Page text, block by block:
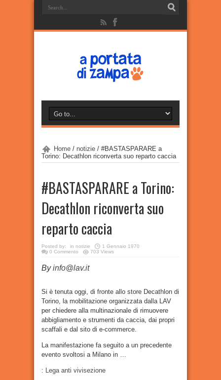
Home / notizie / #BASTASPARARE a
Torino: Decathlon riconverta suo reparto caccia
#BASTASPARARE a Torino:
Decathlon riconverta suo
reparto caccia
Posted by: in notizie
1 Gennaio 1970
0 Commento
703 Views
Byinfo@lav.it
Si è tenuta oggi, di fronte allo store Decathlon di
Torino, la mobilitazione organizzata dalla LAV
per chiedere alla multinazionale di rimuovere
abbigliamento e strumenti da caccia, dai propri
scaffali e dal sito di e-commerce.
La manifestazione fa seguito a un precedente
evento svoltosi a Milano in …
: Lega anti vivisezione